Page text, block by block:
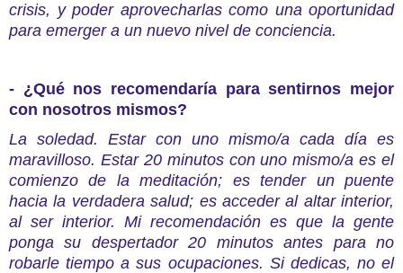
crisis, y poder aprovecharlas como una oportunidad
para emerger a un nuevo nivel de conciencia.
- ¿Qué nos recomendaría para sentirnos mejor
con nosotros mismos?
La soledad. Estar con uno mismo/a cada día es
maravilloso. Estar 20 minutos con uno mismo/a es el
comienzo de la meditación; es tender un puente
hacia la verdadera salud; es acceder al altar interior,
al ser interior. Mi recomendación es que la gente
ponga su despertador 20 minutos antes para no
robarle tiempo a sus ocupaciones. Si dedicas, no el